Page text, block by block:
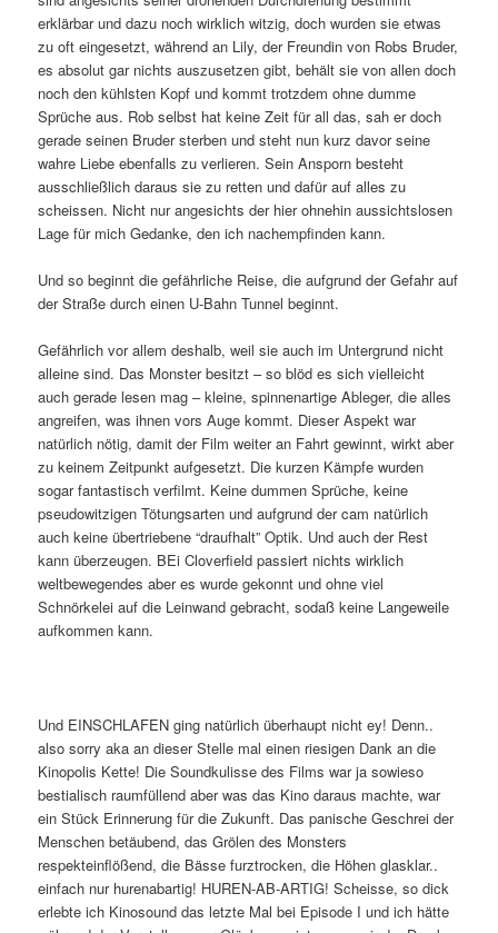
erklärbar und dazu noch wirklich witzig, doch wurden sie etwas
zu oft eingesetzt, während an Lily, der Freundin von Robs Bruder,
es absolut gar nichts auszusetzen gibt, behält sie von allen doch
noch den kühlsten Kopf und kommt trotzdem ohne dumme
Sprüche aus. Rob selbst hat keine Zeit für all das, sah er doch
gerade seinen Bruder sterben und steht nun kurz davor seine
wahre Liebe ebenfalls zu verlieren. Sein Ansporn besteht
ausschließlich daraus sie zu retten und dafür auf alles zu
scheissen. Nicht nur angesichts der hier ohnehin aussichtslosen
Lage für mich Gedanke, den ich nachempfinden kann.
Und so beginnt die gefährliche Reise, die aufgrund der Gefahr auf
der Straße durch einen U-Bahn Tunnel beginnt.
Gefährlich vor allem deshalb, weil sie auch im Untergrund nicht
alleine sind. Das Monster besitzt – so blöd es sich vielleicht
auch gerade lesen mag – kleine, spinnenartige Ableger, die alles
angreifen, was ihnen vors Auge kommt. Dieser Aspekt war
natürlich nötig, damit der Film weiter an Fahrt gewinnt, wirkt aber
zu keinem Zeitpunkt aufgesetzt. Die kurzen Kämpfe wurden
sogar fantastisch verfilmt. Keine dummen Sprüche, keine
pseudowitzigen Tötungsarten und aufgrund der cam natürlich
auch keine übertriebene “draufhalt” Optik. Und auch der Rest
kann überzeugen. BEi Cloverfield passiert nichts wirklich
weltbewegendes aber es wurde gekonnt und ohne viel
Schnörkelei auf die Leinwand gebracht, sodaß keine Langeweile
aufkommen kann.
Und EINSCHLAFEN ging natürlich überhaupt nicht ey! Denn..
also sorry aka an dieser Stelle mal einen riesigen Dank an die
Kinopolis Kette! Die Soundkulisse des Films war ja sowieso
bestialisch raumfüllend aber was das Kino daraus machte, war
ein Stück Erinnerung für die Zukunft. Das panische Geschrei der
Menschen betäubend, das Grölen des Monsters
respekteinflößend, die Bässe furztrocken, die Höhen glasklar..
einfach nur hurenabartig! HUREN-AB-ARTIG! Scheisse, so dick
erlebte ich Kinosound das letzte Mal bei Episode I und ich hätte